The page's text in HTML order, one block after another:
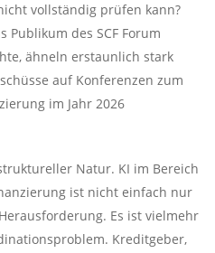
vollständig prüfen kann?
Publikum des SCF Forum
ähneln erstaunlich stark
auf Konferenzen zum
im Jahr 2026
Natur. KI im Bereich
ist nicht einfach nur
Es ist vielmehr
Kreditgeber,